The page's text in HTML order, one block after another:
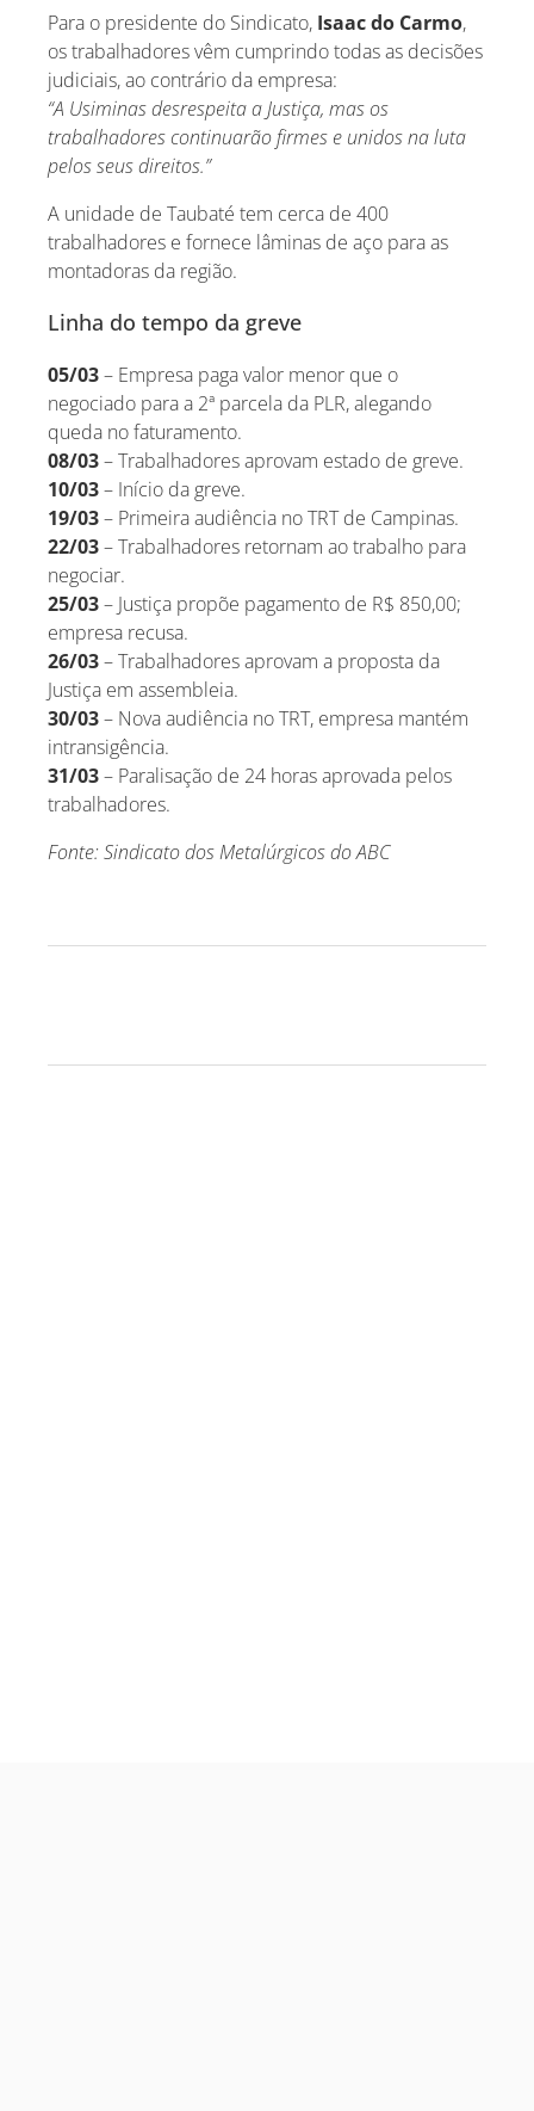
Para o presidente do Sindicato, Isaac do Carmo,
os trabalhadores vêm cumprindo todas as decisões
judiciais, ao contrário da empresa:
“A Usiminas desrespeita a Justiça, mas os
trabalhadores continuarão firmes e unidos na luta
pelos seus direitos.”
A unidade de Taubaté tem cerca de 400
trabalhadores e fornece lâminas de aço para as
montadoras da região.
Linha do tempo da greve
05/03– Empresa paga valor menor que o
negociado para a 2ª parcela da PLR, alegando
queda no faturamento.
08/03– Trabalhadores aprovam estado de greve.
10/03– Início da greve.
19/03– Primeira audiência no TRT de Campinas.
22/03– Trabalhadores retornam ao trabalho para
negociar.
25/03– Justiça propõe pagamento de R$ 850,00;
empresa recusa.
26/03– Trabalhadores aprovam a proposta da
Justiça em assembleia.
30/03– Nova audiência no TRT, empresa mantém
intransigência.
31/03– Paralisação de 24 horas aprovada pelos
trabalhadores.
Fonte: Sindicato dos Metalúrgicos do ABC